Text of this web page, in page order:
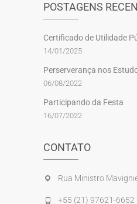
POSTAGENS
Certificado de Utilidade
14/01/2025
Perserverança nos
06/08/2022
Participando da Festa
16/07/2022
CONTATO
Rua Ministro
+55 (21) 97621-6652